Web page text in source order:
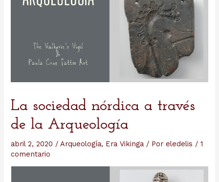
La sociedad nórdica a través
de la Arqueología
abril 2, 2020 / Arqueología, Era Vikinga / Poreledelis /1
comentario